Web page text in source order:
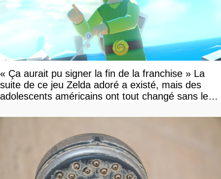
« Ça aurait pu signer la fin de la franchise » La
suite de ce jeu Zelda adoré a existé, mais des
adolescents américains ont tout changé sans le